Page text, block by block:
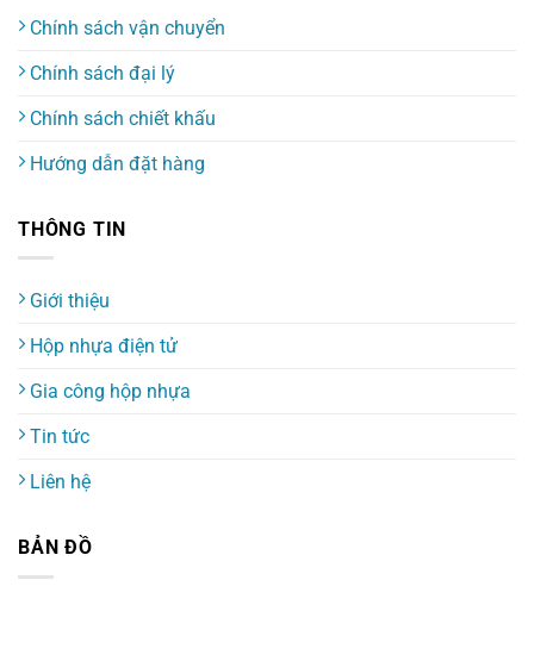
Chính sách vận chuyển
Chính sách đại lý
Chính sách chiết khấu
Hướng dẫn đặt hàng
THÔNG TIN
Giới thiệu
Hộp nhựa điện tử
Gia công hộp nhựa
Tin tức
Liên hệ
BẢN ĐỒ